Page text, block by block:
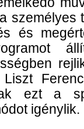
személyes
és
ezt a
igénylik.